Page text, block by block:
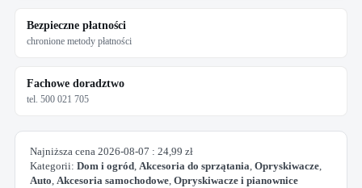
Bezpieczne płatności
chronione metody płatności
Fachowe doradztwo
tel. 500 021 705
Najniższa cena 2026-08-07 : 24,99 zł
Kategorii: Dom i ogród, Akcesoria do sprzątania, Opryskiwacze,
Auto, Akcesoria samochodowe, Opryskiwacze i pianownice